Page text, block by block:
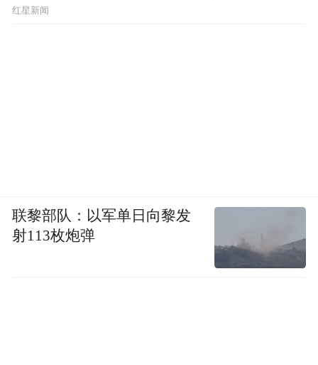
红星新闻
联黎部队：以军单日向黎发
射113枚炮弹